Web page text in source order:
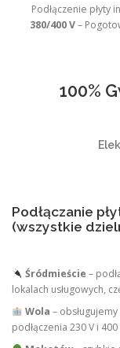
Podłączenie płyty
380/400 V–
100%
Podłączanie
(wszystkie
Śródmieście –
lokalach usługowych,
Wola –
podłączenia 230 V i 400